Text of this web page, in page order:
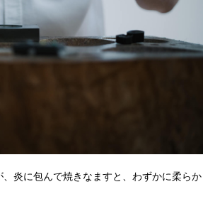
炎に包んで焼きなますと、わずかに柔らか